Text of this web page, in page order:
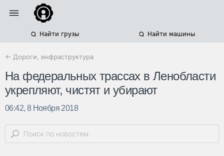
Найти грузы Найти машины
← Дороги, инфраструктура
На федеральных трассах в Ленобласти
укрепляют, чистят и убирают
06:42, 8 Ноября 2018